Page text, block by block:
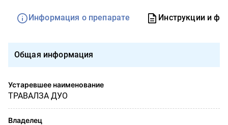
Информация о препарате Инструкции и
Общая информация
Устаревшее наименование
ТРАВАЛЗА ДУО
Владелец